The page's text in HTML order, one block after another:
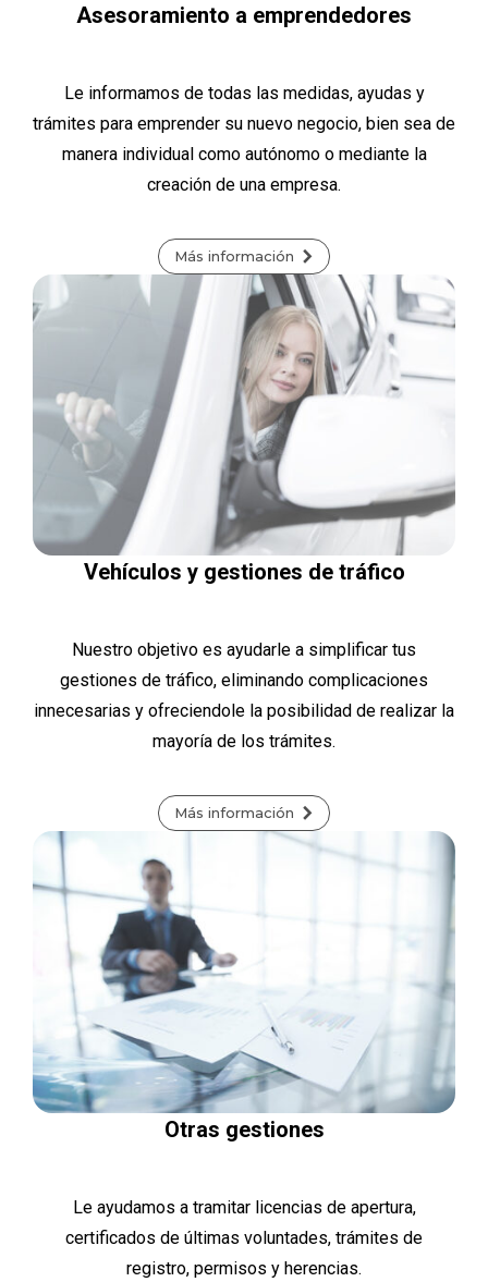
Asesoramiento a emprendedores
Le informamos de todas las medidas, ayudas y
trámites para emprender su nuevo negocio, bien sea de
manera individual como autónomo o mediante la
creación de una empresa.
Más información
Vehículos y gestiones de tráfico
Nuestro objetivo es ayudarle a simplificar tus
gestiones de tráfico, eliminando complicaciones
innecesarias y ofreciendole la posibilidad de realizar la
mayoría de los trámites.
Más información
Otras gestiones
Le ayudamos a tramitar licencias de apertura,
certificados de últimas voluntades, trámites de
registro, permisos y herencias.